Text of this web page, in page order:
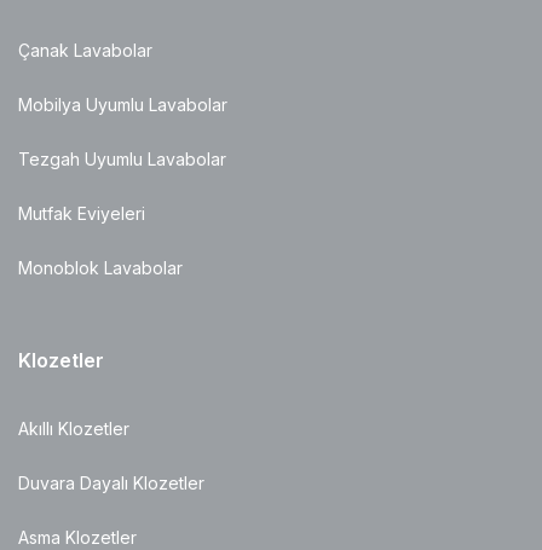
Çanak Lavabolar
Mobilya Uyumlu Lavabolar
Tezgah Uyumlu Lavabolar
Mutfak Eviyeleri
Monoblok Lavabolar
Klozetler
Akıllı Klozetler
Duvara Dayalı Klozetler
Asma Klozetler